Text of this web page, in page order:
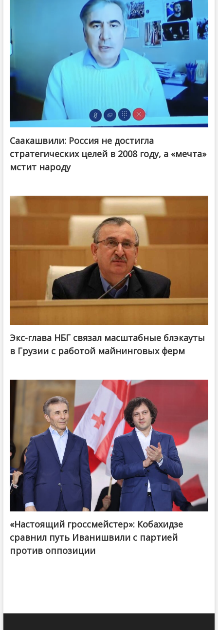
Саакашвили: Россия не достигла
стратегических целей в 2008 году, а «мечта»
мстит народу
Экс-глава НБГ связал масштабные блэкауты
в Грузии с работой майнинговых ферм
@ქართული ოცნება / Georgian Dream
«Настоящий гроссмейстер»: Кобахидзе
сравнил путь Иванишвили с партией
против оппозиции